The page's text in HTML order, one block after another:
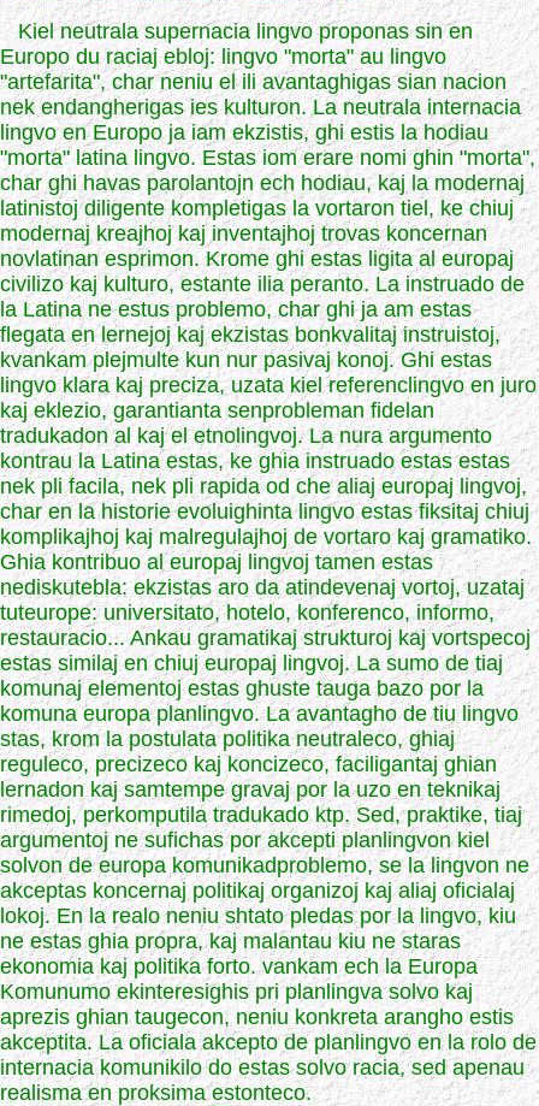
Kiel neutrala supernacia lingvo proponas sin en
Europo du raciaj ebloj: lingvo "morta" au lingvo
"artefarita", char neniu el ili avantaghigas sian nacion
nek endangherigas ies kulturon. La neutrala internacia
lingvo en Europo ja iam ekzistis, ghi estis la hodiau
"morta" latina lingvo. Estas iom erare nomi ghin "morta",
char ghi havas parolantojn ech hodiau, kaj la modernaj
latinistoj diligente kompletigas la vortaron tiel, ke chiuj
modernaj kreajhoj kaj inventajhoj trovas koncernan
novlatinan esprimon. Krome ghi estas ligita al europaj
civilizo kaj kulturo, estante ilia peranto. La instruado de
la Latina ne estus problemo, char ghi ja am estas
flegata en lernejoj kaj ekzistas bonkvalitaj instruistoj,
kvankam plejmulte kun nur pasivaj konoj. Ghi estas
lingvo klara kaj preciza, uzata kiel referenclingvo en juro
kaj eklezio, garantianta senprobleman fidelan
tradukadon al kaj el etnolingvoj. La nura argumento
kontrau la Latina estas, ke ghia instruado estas estas
nek pli facila, nek pli rapida od che aliaj europaj lingvoj,
char en la historie evoluighinta lingvo estas fiksitaj chiuj
komplikajhoj kaj malregulajhoj de vortaro kaj gramatiko.
Ghia kontribuo al europaj lingvoj tamen estas
nediskutebla: ekzistas aro da atindevenaj vortoj, uzataj
tuteurope: universitato, hotelo, konferenco, informo,
restauracio... Ankau gramatikaj strukturoj kaj vortspecoj
estas similaj en chiuj europaj lingvoj. La sumo de tiaj
komunaj elementoj estas ghuste tauga bazo por la
komuna europa planlingvo. La avantagho de tiu lingvo
stas, krom la postulata politika neutraleco, ghiaj
reguleco, precizeco kaj koncizeco, faciligantaj ghian
lernadon kaj samtempe gravaj por la uzo en teknikaj
rimedoj, perkomputila tradukado ktp. Sed, praktike, tiaj
argumentoj ne sufichas por akcepti planlingvon kiel
solvon de europa komunikadproblemo, se la lingvon ne
akceptas koncernaj politikaj organizoj kaj aliaj oficialaj
lokoj. En la realo neniu shtato pledas por la lingvo, kiu
ne estas ghia propra, kaj malantau kiu ne staras
ekonomia kaj politika forto. vankam ech la Europa
Komunumo ekinteresighis pri planlingva solvo kaj
aprezis ghian taugecon, neniu konkreta arangho estis
akceptita. La oficiala akcepto de planlingvo en la rolo de
internacia komunikilo do estas solvo racia, sed apenau
realisma en proksima estonteco.